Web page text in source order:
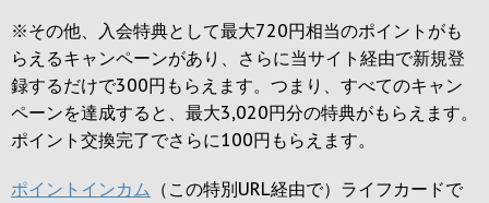
※その他、入会特典として最大720円相当のポイントがも
らえるキャンペーンがあり、さらに当サイト経由で新規登
録するだけで300円 もらえます。つまり、すべてのキャン
ペーンを達成すると、最大3,020円分の特典がもらえます。
ポイント交換完了でさらに100円 もらえます。
ポイントインカム （この特別URL経由で）ライフカードで